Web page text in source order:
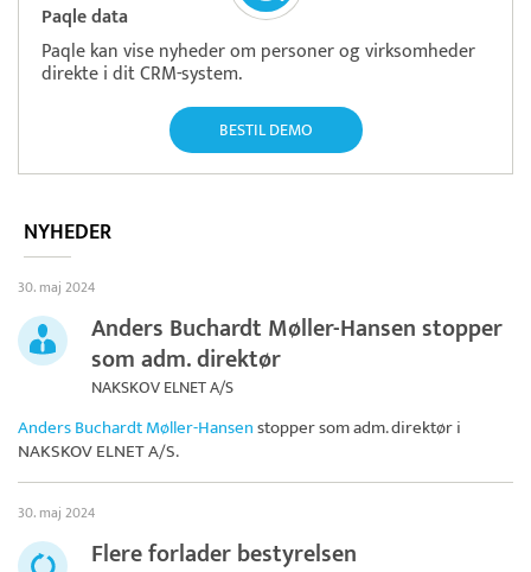
Paqle data
Paqle kan vise nyheder om personer og virksomheder
direkte i dit CRM-system.
BESTIL DEMO
NYHEDER
30. maj 2024
Anders Buchardt Møller-Hansen stopper
som adm. direktør
NAKSKOV ELNET A/S
Anders Buchardt Møller-Hansenstopper som adm. direktør i
NAKSKOV ELNET A/S.
30. maj 2024
Flere forlader bestyrelsen